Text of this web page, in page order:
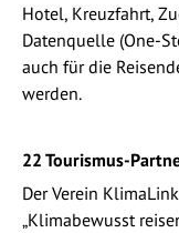
Hotel, Kreuzfahrt,
Datenquelle (One-
auch für die
werden.
22 Tourismus-
Der Verein
„Klimabewusst